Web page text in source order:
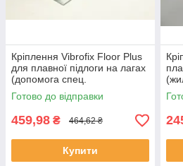
Кріплення Vibrofix Floor Plus
для плавної підлоги на лагах
(допомога спец.
призначення)
Готово до відправки
459,98 ₴ 464,62 ₴
Купити